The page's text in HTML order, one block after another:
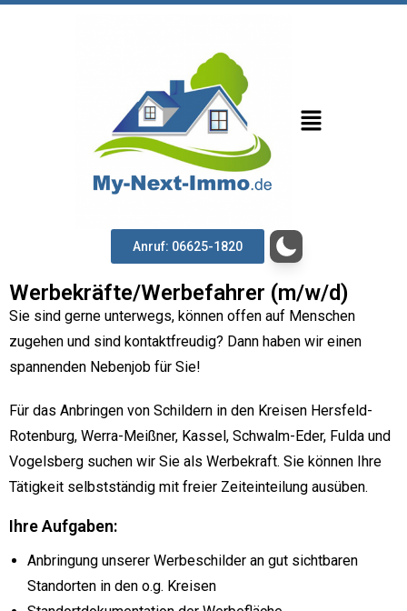
Anruf: 06625-1820
Werbekräfte/Werbefahrer (m/w/d)
Sie sind gerne unterwegs, können offen auf Menschen
zugehen und sind kontaktfreudig? Dann haben wir einen
spannenden Nebenjob für Sie!
Für das Anbringen von Schildern in den Kreisen Hersfeld-
Rotenburg, Werra-Meißner, Kassel, Schwalm-Eder, Fulda und
Vogelsberg suchen wir Sie als Werbekraft. Sie können Ihre
Tätigkeit selbstständig mit freier Zeiteinteilung ausüben.
Ihre Aufgaben:
Anbringung unserer Werbeschilder an gut sichtbaren
Standorten in den o.g. Kreisen